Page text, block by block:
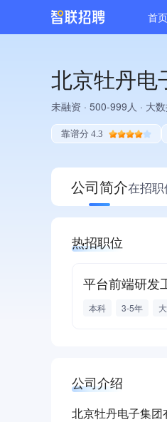
首页
北京牡丹电
未融资 · 500-999人 · 大
靠谱分 4.3
公司简介在招职
热招职位
平台前端研发
本科 3-5年
公司介绍
北京牡丹电子集团